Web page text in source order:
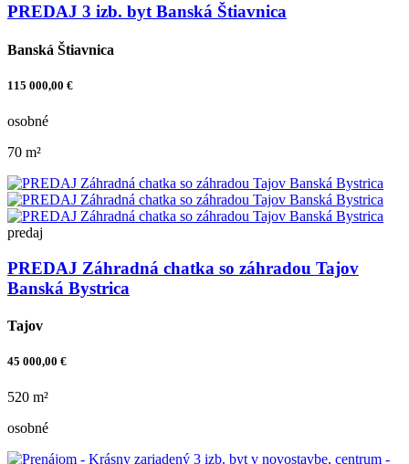
PREDAJ 3 izb. byt Banská Štiavnica
Banská Štiavnica
115 000,00 €
osobné
70 m²
predaj
PREDAJ Záhradná chatka so záhradou Tajov
Banská Bystrica
Tajov
45 000,00 €
520 m²
osobné